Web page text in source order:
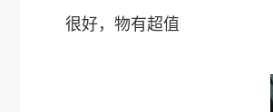
很好，物有超值